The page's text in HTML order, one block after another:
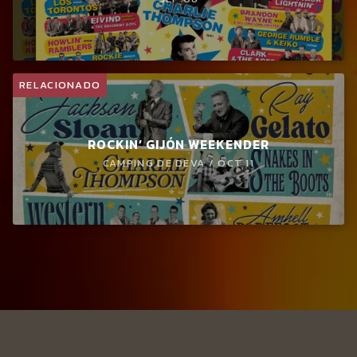
RELACIONADO
ROCKIN’ GIJÓN WEEKENDER
CAMPING DE DEVA / OCT 11